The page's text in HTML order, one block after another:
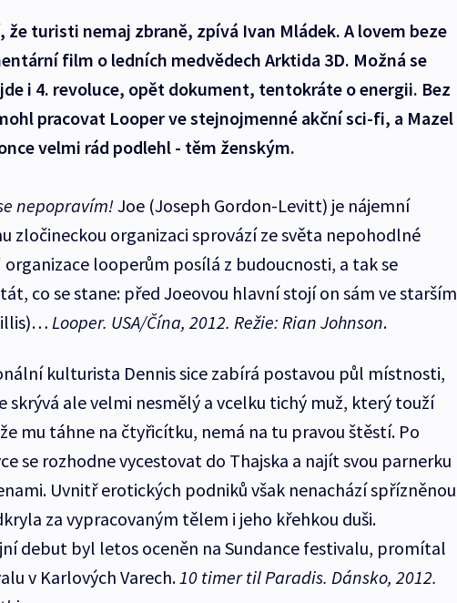
že turisti nemaj zbraně, zpívá Ivan Mládek. A lovem beze
film o ledních medvědech Arktida 3D. Možná se
i 4. revoluce, opět dokument, tentokráte o energii. Bez
pracovat Looper ve stejnojmenné akční sci-fi, a Mazel
velmi rád podlehl - těm ženským.
nepopravím!Joe (Joseph Gordon-Levitt) je nájemní
zločineckou organizaci sprovází ze světa nepohodlné
organizace looperům posílá z budoucnosti, a tak se
co se stane: před Joeovou hlavní stojí on sám ve starším
Looper. USA/Čína, 2012. Režie: Rian Johnson.
kulturista Dennis sice zabírá postavou půl místnosti,
skrývá ale velmi nesmělý a vcelku tichý muž, který touží
mu táhne na čtyřicítku, nemá na tu pravou štěstí. Po
se rozhodne vycestovat do Thajska a najít svou parnerku
Uvnitř erotických podniků však nenachází spřízněnou
za vypracovaným tělem i jeho křehkou duši.
debut byl letos oceněn na Sundance festivalu, promítal
v Karlových Varech.10 timer til Paradis. Dánsko, 2012.